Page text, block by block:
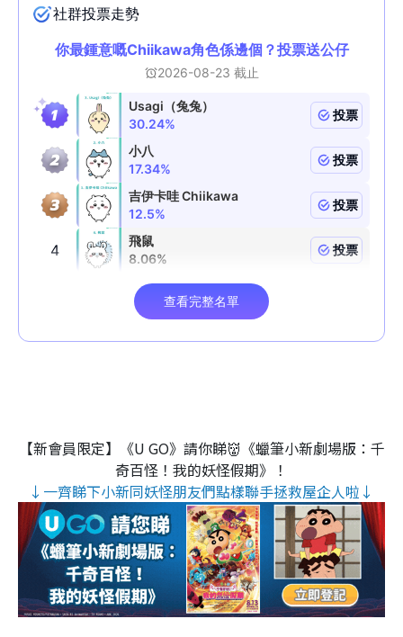
【新會員限定】《U GO》請你睇👹《蠟筆小新劇場版：千
奇百怪！我的妖怪假期》！
↓一齊睇下小新同妖怪朋友們點樣聯手拯救屋企人啦↓